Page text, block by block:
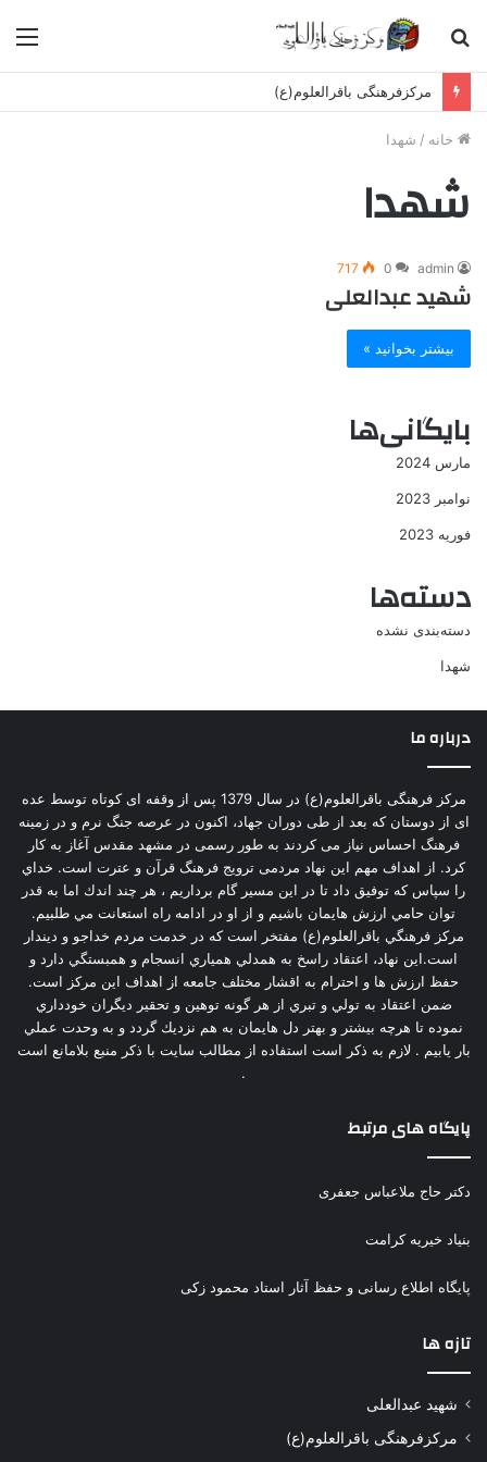
جستجو
برای
مرکزفرهنگی باقرالعلوم(ع)
خانه / شهدا
شهدا
admin
0
717
شهید عبدالعلی
بیشتر بخوانید »
بایگانی‌ها
مارس 2024
نوامبر 2023
فوریه 2023
دسته‌ها
دسته‌بندی نشده
شهدا
درباره ما
مرکز فرهنگی باقرالعلوم(ع) در سال 1379 پس از وقفه ای کوتاه توسط عده
ای از دوستان که بعد از طی دوران جهاد، اکنون در عرصه جنگ نرم و در زمینه
فرهنگ احساس نیاز می کردند به طور رسمی در مشهد مقدس آغاز به کار
کرد. از اهداف مهم این نهاد مردمی ترویج فرهنگ قرآن و عترت است. خداي
را سپاس كه توفيق داد تا در اين مسير گام برداريم ، هر چند اندك اما به قدر
توان حامي ارزش هايمان باشيم و از او در ادامه راه استعانت مي طلبيم.
مركز فرهنگي باقرالعلوم(ع) مفتخر است كه در خدمت مردم خداجو و ديندار
است.اين نهاد، اعتقاد راسخ به همدلي همياري انسجام و همبستگي دارد و
حفظ ارزش ها و احترام به اقشار مختلف جامعه از اهداف اين مركز است.
ضمن اعتقاد به تولي و تبري از هر گونه توهين و تحقير ديگران خودداري
نموده تا هرچه بيشتر و بهتر دل هايمان به هم نزديك گردد و به وحدت عملي
بار يابيم . لازم به ذكر است استفاده از مطالب سايت با ذكر منبع بلامانع است
.
پایگاه های مرتبط
دکتر حاج ملاعباس جعفری
بنیاد خیریه کرامت
پایگاه اطلاع رسانی و حفظ آثار استاد محمود زکی
تازه ها
شهید عبدالعلی
مرکزفرهنگی باقرالعلوم(ع)